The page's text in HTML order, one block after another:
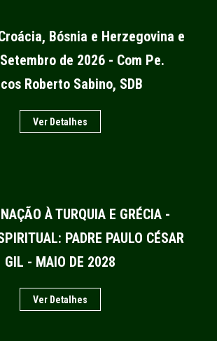
Bósnia e Herzegovina e
de 2026 - Com Pe.
Roberto Sabino, SDB
Ver Detalhes
À TURQUIA E GRÉCIA -
PADRE PAULO CÉSAR
GIL - MAIO DE 2028
Ver Detalhes